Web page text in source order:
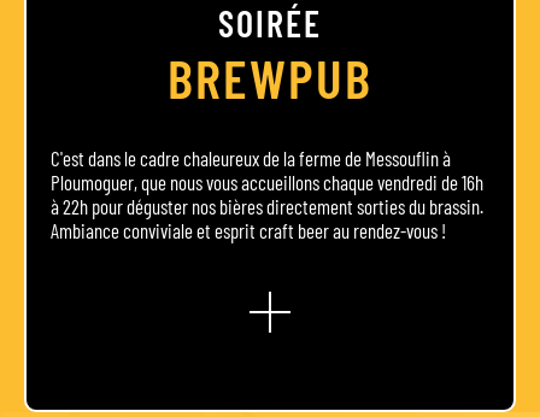
SOIRÉE
BREWPUB
C'est dans le cadre chaleureux de la ferme de Messouflin à
Ploumoguer, que nous vous accueillons chaque vendredi de 16h
à 22h pour déguster nos bières directement sorties du brassin.
Ambiance conviviale et esprit craft beer au rendez-vous !